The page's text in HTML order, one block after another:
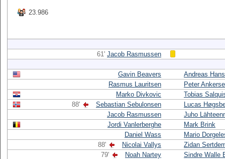
23.986
61' Jacob Rasmussen
Gavin Beavers
Andreas
Rasmus Lauritsen
Peter
Marko Divkovic
Tobias
88'
Sebastian Sebulonsen
Lucas
Jacob Rasmussen
Juho
Jordi Vanlerberghe
Mark Brink
Daniel Wass
Mario
88'
Nicolai Vallys
Zidan
79'
Noah Nartey
Sindre Walle